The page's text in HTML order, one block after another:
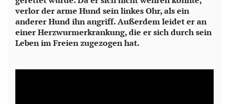
verlor der arme Hund sein linkes Ohr, als ein
anderer Hund ihn angriff. Außerdem leidet er an
einer Herzwurmerkrankung, die er sich durch sein
Leben im Freien zugezogen hat.